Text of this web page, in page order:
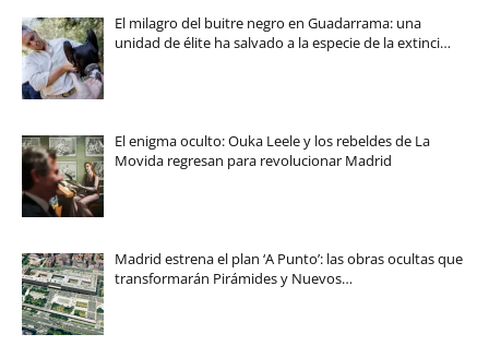
El milagro del buitre negro en Guadarrama: una
unidad de élite ha salvado a la especie de la extinci…
El enigma oculto: Ouka Leele y los rebeldes de La
Movida regresan para revolucionar Madrid
Madrid estrena el plan ‘A Punto’: las obras ocultas que
transformarán Pirámides y Nuevos…